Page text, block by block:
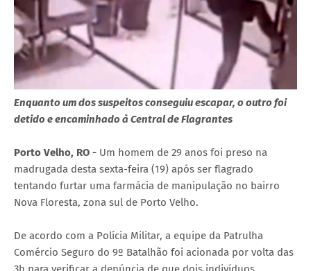
Enquanto um dos suspeitos conseguiu escapar, o outro foi
detido e encaminhado à Central de Flagrantes
Porto Velho, RO - Um homem de 29 anos foi preso na
madrugada desta sexta-feira (19) após ser flagrado
tentando furtar uma farmácia de manipulação no bairro
Nova Floresta, zona sul de Porto Velho.
De acordo com a Polícia Militar, a equipe da Patrulha
Comércio Seguro do 9º Batalhão foi acionada por volta das